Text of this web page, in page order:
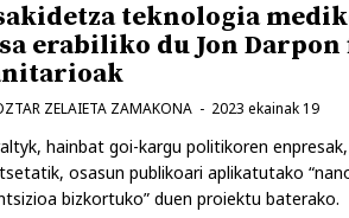
teknologia
erabiliko du Jon
2023 ekainak 19
ZELAIETA ZAMAKONA
hainbat goi-kargu politikoren
osasun publikoari aplikatutako
bizkortuko” duen proiektu baterako.